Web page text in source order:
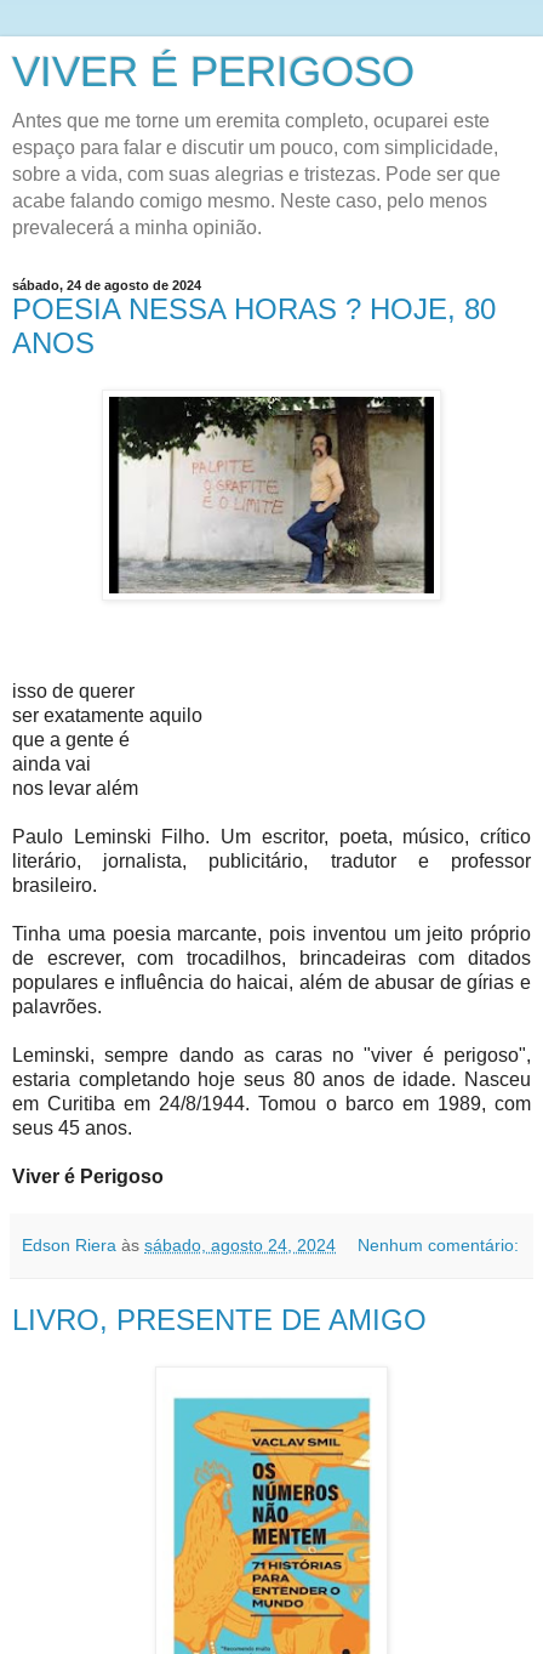
VIVER É PERIGOSO
Antes que me torne um eremita completo, ocuparei este
espaço para falar e discutir um pouco, com simplicidade,
sobre a vida, com suas alegrias e tristezas. Pode ser que
acabe falando comigo mesmo. Neste caso, pelo menos
prevalecerá a minha opinião.
sábado, 24 de agosto de 2024
POESIA NESSA HORAS ? HOJE, 80
ANOS
isso de querer
ser exatamente aquilo
que a gente é
ainda vai
nos levar além
Paulo Leminski Filho. Um escritor, poeta, músico, crítico
literário, jornalista, publicitário, tradutor e professor
brasileiro.
Tinha uma poesia marcante, pois inventou um jeito próprio
de escrever, com trocadilhos, brincadeiras com ditados
populares e influência do haicai, além de abusar de gírias e
palavrões.
Leminski, sempre dando as caras no "viver é perigoso",
estaria completando hoje seus 80 anos de idade. Nasceu
em Curitiba em 24/8/1944. Tomou o barco em 1989, com
seus 45 anos.
Viver é Perigoso
Edson Riera às sábado, agosto 24, 2024 Nenhum comentário:
LIVRO, PRESENTE DE AMIGO